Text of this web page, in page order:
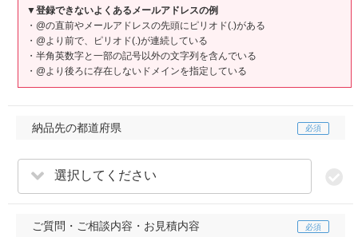
▼登録できないよくあるメールアドレスの例
・@の直前やメールアドレスの先頭にピリオド(.)がある
・@より前で、ピリオド(.)が連続している
・半角英数字と一部の記号以外の文字列を含んでいる
・@より後ろに存在しないドメインを指定している
納品先の都道府県
選択してください
ご質問・ご相談内容・お見積内容